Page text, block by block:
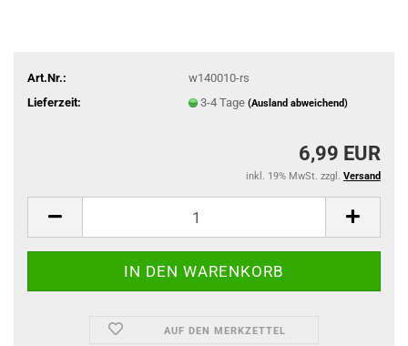
Art.Nr.:
w140010-rs
Lieferzeit:
3-4 Tage (Ausland abweichend)
6,99 EUR
inkl. 19% MwSt. zzgl. Versand
AUF DEN MERKZETTEL